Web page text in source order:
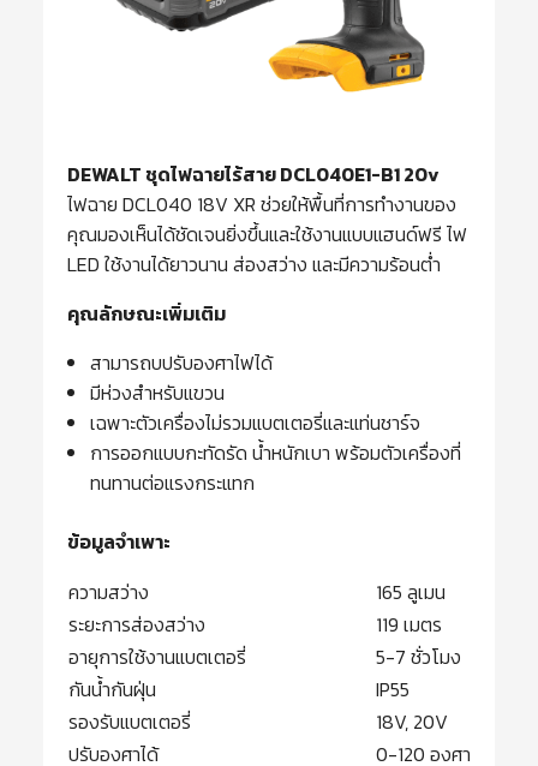
DEWALT ชุดไฟฉายไร้สาย DCL040E1-B1 20v
ไฟฉาย DCL040 18V XR ช่วยให้พื้นที่การทำงานของ
คุณมองเห็นได้ชัดเจนยิ่งขึ้นและใช้งานแบบแฮนด์ฟรี ไฟ
LED ใช้งานได้ยาวนาน ส่องสว่าง และมีความร้อนต่ำ
คุณลักษณะเพิ่มเติม
สามารถบปรับองศาไฟได้
มีห่วงสำหรับแขวน
เฉพาะตัวเครื่องไม่รวมแบตเตอรี่และแท่นชาร์จ
การออกแบบกะทัดรัด น้ำหนักเบา พร้อมตัวเครื่องที่
ทนทานต่อแรงกระแทก
ข้อมูลจำเพาะ
ความสว่าง
165 ลูเมน
ระยะการส่องสว่าง
119 เมตร
อายุการใช้งานแบตเตอรี่
5-7 ชั่วโมง
กันน้ำกันฝุ่น
IP55
รองรับแบตเตอรี่
18V, 20V
ปรับองศาได้
0-120 องศา